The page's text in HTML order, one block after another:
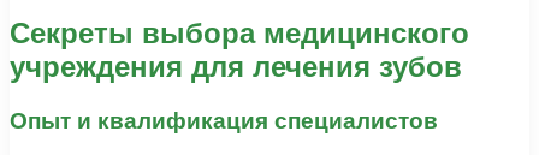
Секреты выбора медицинского
учреждения для лечения зубов
Опыт и квалификация специалистов